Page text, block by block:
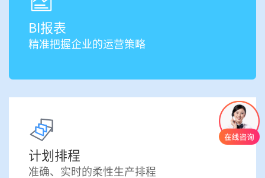
BI报表
精准把握企业的运营策略
计划排程
准确、实时的柔性生产排程